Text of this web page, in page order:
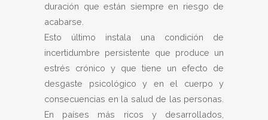
duración que están siempre en riesgo de
acabarse.
Esto último instala una condición de
incertidumbre persistente que produce un
estrés crónico y que tiene un efecto de
desgaste psicológico y en el cuerpo y
consecuencias en la salud de las personas.
En países más ricos y desarrollados,